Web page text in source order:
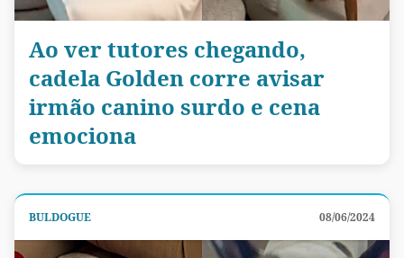
Ao ver tutores chegando,
cadela Golden corre avisar
irmão canino surdo e cena
emociona
BULDOGUE 08/06/2024